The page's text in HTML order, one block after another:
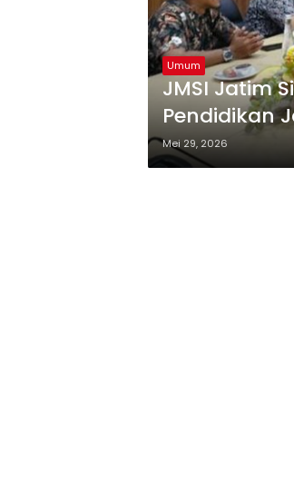
Umum
JMSI Jatim
Pendidikan
Mei 29, 2026